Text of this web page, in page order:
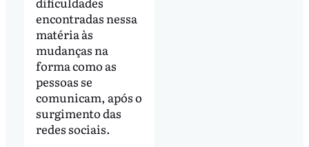
encontradas nessa
matéria às
mudanças na
forma como as
pessoas se
comunicam, após o
surgimento das
redes sociais.